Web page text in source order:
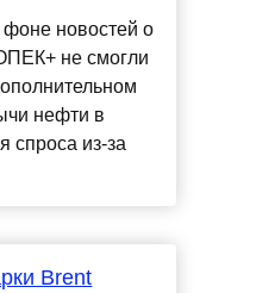
новостей о
не смогли
нефти в
спроса из-за
Brent